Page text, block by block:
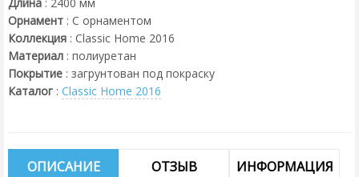
Орнамент : С орнаментом
Коллекция : Classic Home 2016
Материал : полиуретан
Покрытие : загрунтован под покраску
Каталог : Classic Home 2016
ОПИСАНИЕ ОТЗЫВ ИНФОРМАЦИЯ